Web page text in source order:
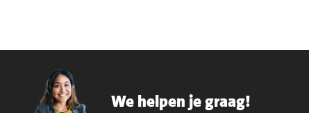
We helpen je graag!